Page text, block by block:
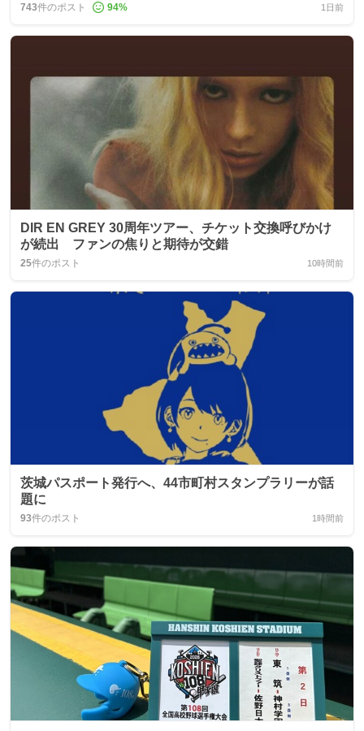
743件のポスト 94% 1日前
DIR EN GREY 30周年ツアー、チケット交換呼びかけ
が続出 ファンの焦りと期待が交錯
25件のポスト 10時間前
茨城パスポート発行へ、44市町村スタンプラリーが話
題に
93件のポスト 1時間前